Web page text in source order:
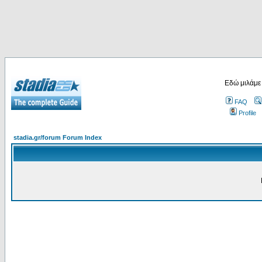
Εδώ
FAQ
Profile
stadia.gr/forum Forum Index